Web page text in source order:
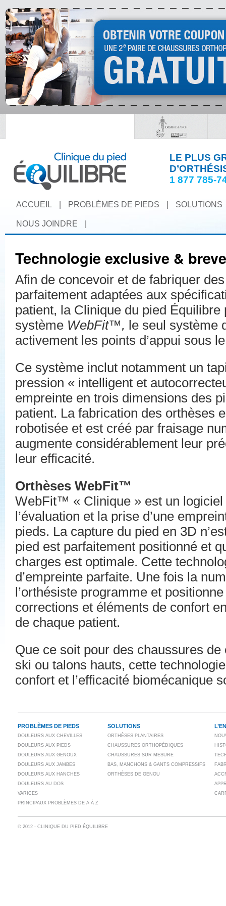
LE PLUS
1 877 785-
ACCUEIL PROBLÈMES DE PIEDS SOLUTIONS
NOUS JOINDRE
Technologie exclusive &
Afin de concevoir et de fabriquer
parfaitement adaptées aux
patient, la Clinique du pied
système WebFit™, le seul système
activement les points d’appui sous
Ce système inclut notamment un
pression « intelligent et
empreinte en trois dimensions des
patient. La fabrication des orthèses
robotisée et est créé par fraisage
augmente considérablement leur
leur efficacité.
Orthèses WebFit™
WebFit™ « Clinique » est un logiciel
l’évaluation et la prise d’une
pieds. La capture du pied en 3D
pied est parfaitement positionné et
charges est optimale. Cette
d’empreinte parfaite. Une fois la
l’orthésiste programme et
corrections et éléments de confort
de chaque patient.
Que ce soit pour des chaussures
ski ou talons hauts, cette
confort et l’efficacité biomécanique
PROBLÈMES DE PIEDS
DOULEURS AUX CHEVILLES
DOULEURS AUX PIEDS
DOULEURS AUX GENOUX
DOULEURS AUX JAMBES
DOULEURS AUX HANCHES
DOULEURS AU DOS
VARICES
PRINCIPAUX PROBLÈMES DE A À Z
SOLUTIONS
ORTHÈSES PLANTAIRES
CHAUSSURES ORTHOPÉDIQUES
CHAUSSURES SUR MESURE
BAS, MANCHONS & GANTS COMPRESSIFS
ORTHÈSES DE GENOU
© 2012 - CLINIQUE DU PIED ÉQUILIBRE